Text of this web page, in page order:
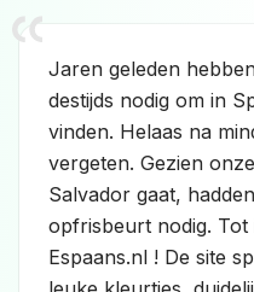
Jaren geleden
destijds nodig om in
vinden. Helaas na
vergeten. Gezien
Salvador gaat,
opfrisbeurt nodig.
Espaans.nl ! De site